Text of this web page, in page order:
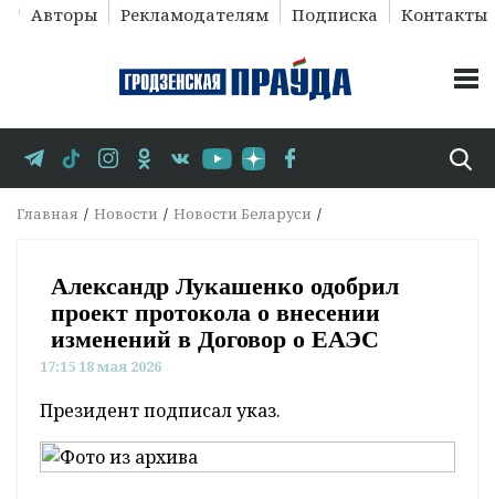
Авторы Рекламодателям Подписка Контакты
Главная Новости Новости Беларуси
Александр Лукашенко одобрил
проект протокола о внесении
изменений в Договор о ЕАЭС
17:15 18 мая 2026
Президент подписал указ.